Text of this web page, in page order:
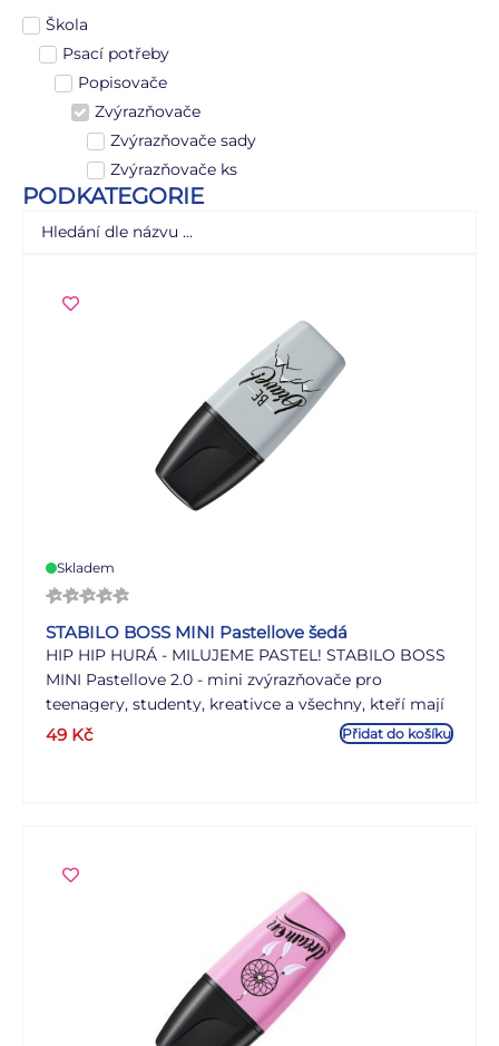
Škola
Psací potřeby
Popisovače
Zvýrazňovače
Zvýrazňovače sady
Zvýrazňovače ks
PODKATEGORIE
Skladem
STABILO BOSS MINI Pastellove šedá
HIP HIP HURÁ - MILUJEME PASTEL! STABILO BOSS
MINI Pastellove 2.0 - mini zvýrazňovače pro
teenagery, studenty, kreativce a všechny, kteří mají
rádi trendy pastelové barvy. Teenageři a studenti
49 Kč Přidat do košíku